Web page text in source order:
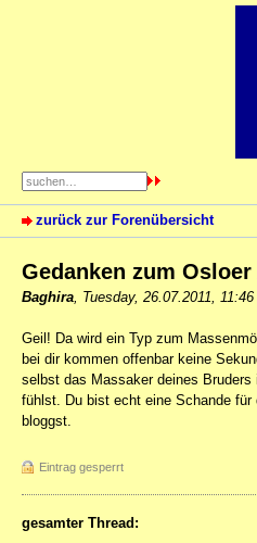
zurück zur Forenübersicht
Gedanken zum
Baghira Tuesday, 26.07.2011, 11:46
Geil! Da wird ein Typ zum
bei dir kommen offenbar keine
selbst das Massaker deines
fühlst. Du bist echt eine Schande für
bloggst.
Eintrag gesperrt
gesamter Thread: